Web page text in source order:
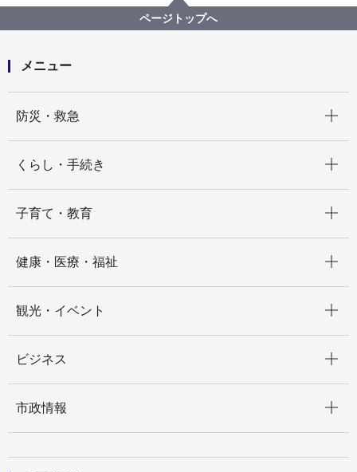
集団接種会場従事者の新型コロナウイルス感染確認に
ついて
ページトップへ
メニュー
防災・救急
くらし・手続き
子育て・教育
健康・医療・福祉
観光・イベント
ビジネス
市政情報